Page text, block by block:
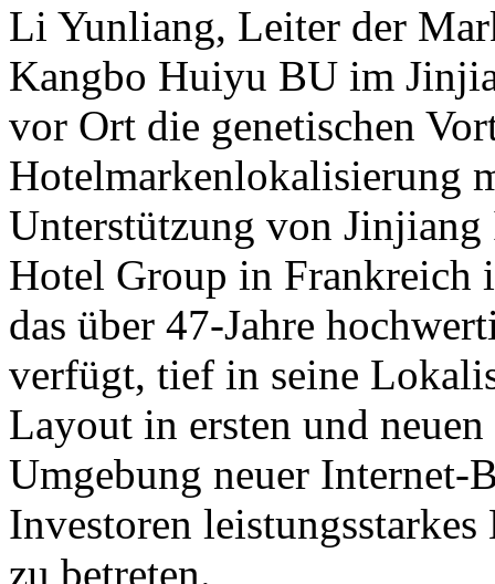
Li Yunliang, Leiter der
Kangbo Huiyu BU im
vor Ort die genetischen
Hotelmarkenlokalisierung
Unterstützung von
Hotel Group in Frankreich
das über 47-Jahre
verfügt, tief in seine
Layout in ersten und
Umgebung neuer Internet-
Investoren
zu betreten.